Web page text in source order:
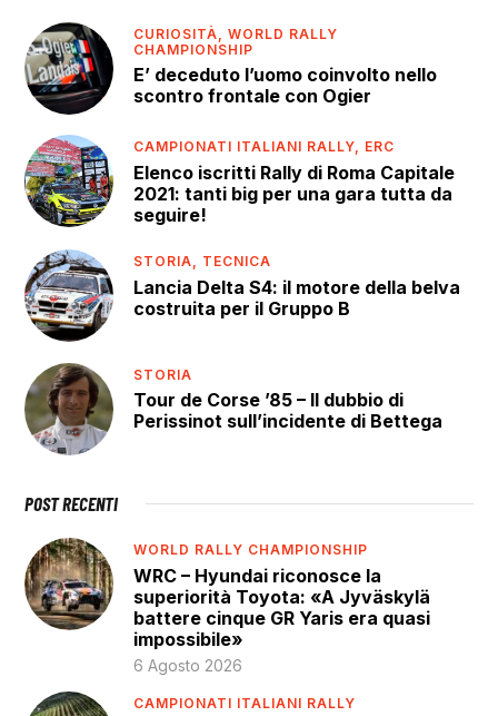
CURIOSITÀ,WORLD RALLY
CHAMPIONSHIP
E’ deceduto l’uomo coinvolto nello
scontro frontale con Ogier
CAMPIONATI ITALIANI RALLY, ERC
Elenco iscritti Rally di Roma Capitale
2021: tanti big per una gara tutta da
seguire!
STORIA, TECNICA
Lancia Delta S4: il motore della belva
costruita per il Gruppo B
STORIA
Tour de Corse ’85 – Il dubbio di
Perissinot sull’incidente di Bettega
POST RECENTI
WORLD RALLY CHAMPIONSHIP
WRC – Hyundai riconosce la
superiorità Toyota: «A Jyväskylä
battere cinque GR Yaris era quasi
impossibile»
6 Agosto 2026
CAMPIONATI ITALIANI RALLY